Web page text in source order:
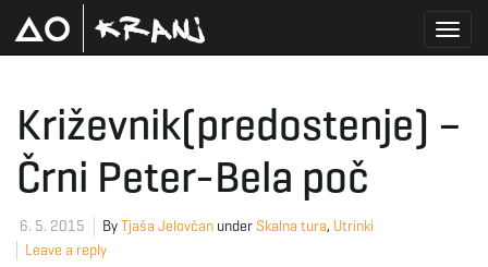
Križevnik(predostenje) –
Črni Peter-Bela poč
6. 5. 2015 ByTjaša Jelovčan under Skalna tura, Utrinki
Leave a reply